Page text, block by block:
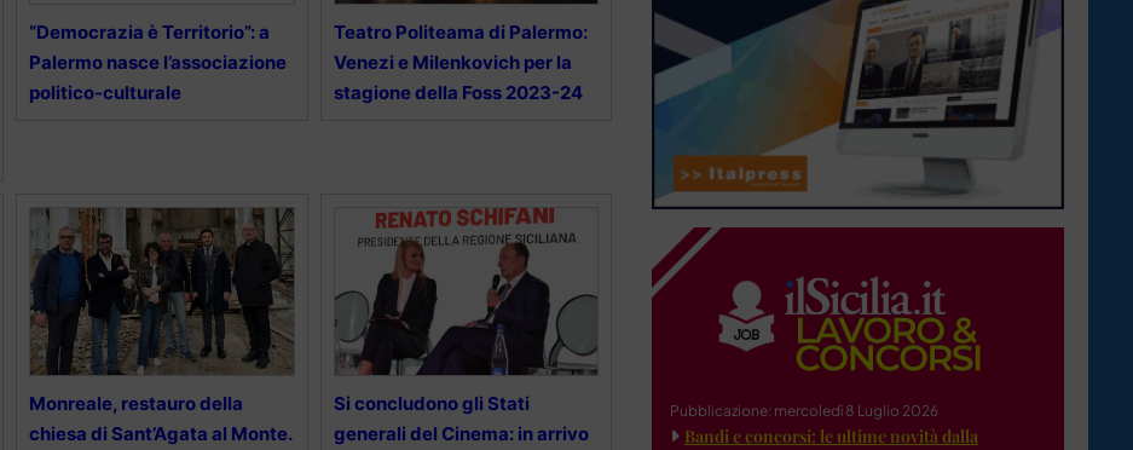
“Democrazia è Territorio”: a
Palermo nasce l’associazione
politico-culturale
Teatro Politeama di Palermo:
Venezi e Milenkovich per la
stagione della Foss 2023-24
Monreale, restauro della
chiesa di Sant’Agata al Monte.
Si concludono gli Stati
generali del Cinema: in arrivo
Pubblicazione: mercoledì 8 Luglio 2026
Bandi e concorsi: le ultime novità dalla